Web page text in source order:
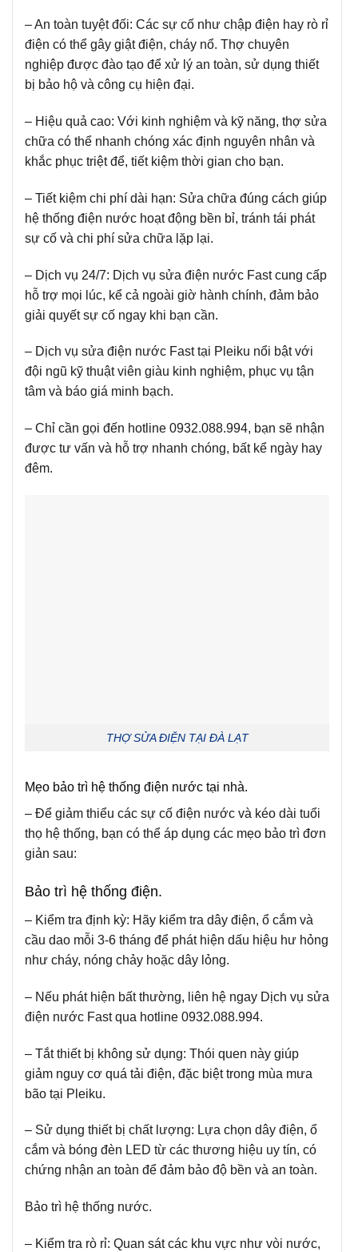
– An toàn tuyệt đối: Các sự cố như chập điện hay rò rỉ
điện có thể gây giật điện, cháy nổ. Thợ chuyên
nghiệp được đào tạo để xử lý an toàn, sử dụng thiết
bị bảo hộ và công cụ hiện đại.
– Hiệu quả cao: Với kinh nghiệm và kỹ năng, thợ sửa
chữa có thể nhanh chóng xác định nguyên nhân và
khắc phục triệt để, tiết kiệm thời gian cho bạn.
– Tiết kiệm chi phí dài hạn: Sửa chữa đúng cách giúp
hệ thống điện nước hoạt động bền bỉ, tránh tái phát
sự cố và chi phí sửa chữa lặp lại.
– Dịch vụ 24/7: Dịch vụ sửa điện nước Fast cung cấp
hỗ trợ mọi lúc, kể cả ngoài giờ hành chính, đảm bảo
giải quyết sự cố ngay khi bạn cần.
– Dịch vụ sửa điện nước Fast tại Pleiku nổi bật với
đội ngũ kỹ thuật viên giàu kinh nghiệm, phục vụ tận
tâm và báo giá minh bạch.
– Chỉ cần gọi đến hotline 0932.088.994, bạn sẽ nhận
được tư vấn và hỗ trợ nhanh chóng, bất kể ngày hay
đêm.
THỢ SỬA ĐIỆN TẠI ĐÀ LẠT
Mẹo bảo trì hệ thống điện nước tại nhà.
– Để giảm thiểu các sự cố điện nước và kéo dài tuổi
thọ hệ thống, bạn có thể áp dụng các mẹo bảo trì đơn
giản sau:
Bảo trì hệ thống điện.
– Kiểm tra định kỳ: Hãy kiểm tra dây điện, ổ cắm và
cầu dao mỗi 3-6 tháng để phát hiện dấu hiệu hư hỏng
như cháy, nóng chảy hoặc dây lỏng.
– Nếu phát hiện bất thường, liên hệ ngay Dịch vụ sửa
điện nước Fast qua hotline 0932.088.994.
– Tắt thiết bị không sử dụng: Thói quen này giúp
giảm nguy cơ quá tải điện, đặc biệt trong mùa mưa
bão tại Pleiku.
– Sử dụng thiết bị chất lượng: Lựa chọn dây điện, ổ
cắm và bóng đèn LED từ các thương hiệu uy tín, có
chứng nhận an toàn để đảm bảo độ bền và an toàn.
Bảo trì hệ thống nước.
– Kiểm tra rò rỉ: Quan sát các khu vực như vòi nước,